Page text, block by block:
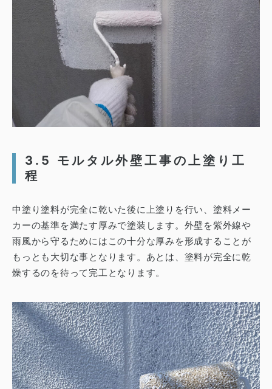
3.5 モルタル外壁工事の上塗り工
程
中塗り塗料が完全に乾いた後に上塗りを行い、塗料メー
カーの基準を満たす厚みで塗装します。 外壁を紫外線や
雨風から守るためにはこの十分な厚みを形成することが
もっとも大切な事となります。 あとは、塗料が完全に乾
燥するのを待って完工となります。